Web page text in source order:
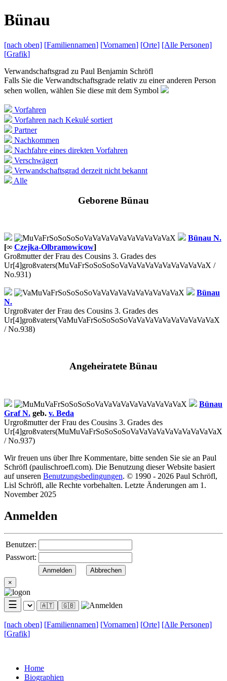
Bünau
[nach oben] [Familiennamen] [Vornamen] [Orte] [Alle Personen]
[Grafik]
Verwandschaftsgrad zu Paul Benjamin Schröfl
Falls Sie die Verwandtschaftsgrade relativ zu einer anderen Person
sehen wollen, wählen Sie diese mit dem Symbol
Vorfahren
Vorfahren nach Kekulé sortiert
Partner
Nachkommen
Nachfahre eines direkten Vorfahren
Verschwägert
Verwandschaftsgrad derzeit nicht bekannt
Alle
Geborene Bünau
Bünau N.
[∞ Czejka-Olbramowicow]
Großmutter der Frau des Cousins 3. Grades des
Ur[4]großvaters(MuVaFrSoSoSoSoVaVaVaVaVaVaVaVaVaVaX /
No.931)
Bünau
N.
Urgroßvater der Frau des Cousins 3. Grades des
Ur[4]großvaters(VaMuVaFrSoSoSoSoVaVaVaVaVaVaVaVaVaVaX
/ No.938)
Angeheiratete Bünau
Bünau
Graf N. geb. v. Beda
Urgroßmutter der Frau des Cousins 3. Grades des
Ur[4]großvaters(MuMuVaFrSoSoSoSoVaVaVaVaVaVaVaVaVaVaX
/ No.937)
Wir freuen uns über Ihre Kommentare, bitte senden Sie sie an Paul
Schröfl (paulischroefl.com). Die Benutzung dieser Website basiert
auf unseren Benutzungsbedingungen. © 1990 - 2026 Paul Schröfl,
Lisl Schröfl, alle Rechte vorbehalten. Letzte Änderungen am 1.
November 2025
Anmelden
Benutzer:
Passwort:
×
☰ 🇦🇹 🇬🇧
[nach oben] [Familiennamen] [Vornamen] [Orte] [Alle Personen]
[Grafik]
Home
Biographien